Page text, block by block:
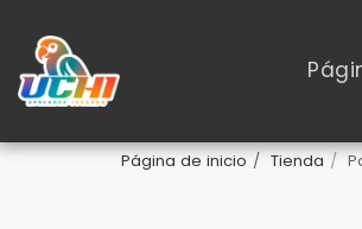
Página de inicio Tienda